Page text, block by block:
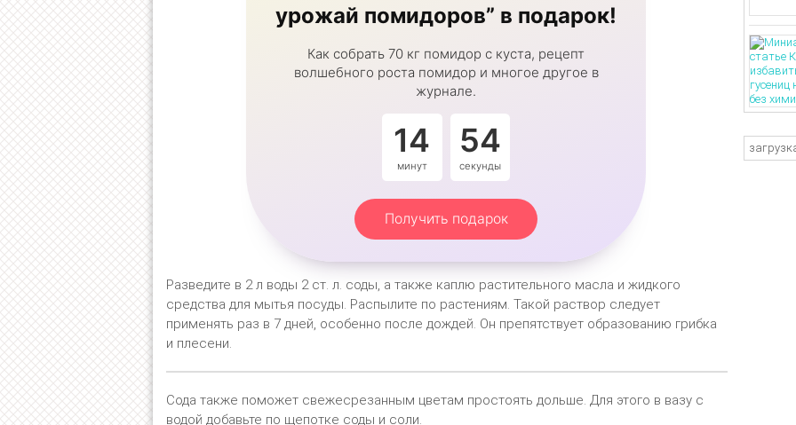
урожай помидоров” в подарок!
Как собрать 70 кг помидор с куста, рецепт
волшебного роста помидор и многое другое в
журнале.
14
минут
54
секунды
Получить подарок
Разведите в 2 л воды 2 ст. л. соды, а также каплю растительного масла и жидкого
средства для мытья посуды. Распылите по растениям. Такой раствор следует
применять раз в 7 дней, особенно после дождей. Он препятствует образованию грибка
и плесени.
Сода также поможет свежесрезанным цветам простоять дольше. Для этого в вазу с
водой добавьте по щепотке соды и соли.